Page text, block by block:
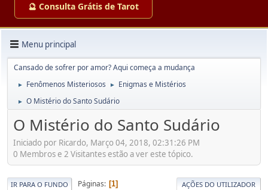
🔮 Consulta Grátis de Tarot
Menu principal
Cansado de sofrer por amor? Aqui começa a mudança
► Fenômenos Misteriosos ► Enigmas e Mistérios
► O Mistério do Santo Sudário
O Mistério do Santo Sudário
Iniciado por Ricardo, Março 04, 2018, 02:31:26 PM
0 Membros e 2 Visitantes estão a ver este tópico.
IR PARA O FUNDO Páginas 1 AÇÕES DO UTILIZADOR